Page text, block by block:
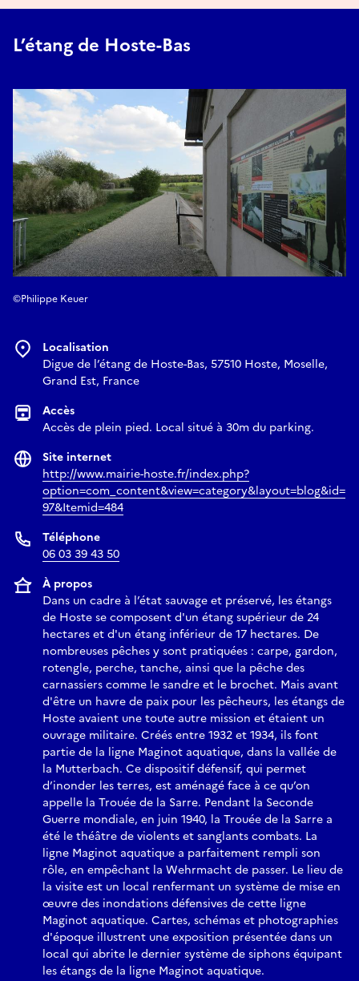
L’étang de Hoste-Bas
©Philippe Keuer
Localisation
Digue de l’étang de Hoste-Bas, 57510 Hoste, Moselle,
Grand Est, France
Accès
Accès de plein pied. Local situé à 30m du parking.
Site internet
http://www.mairie-hoste.fr/index.php?
option=com_content&view=category&layout=blog&id=
97&Itemid=484
Téléphone
06 03 39 43 50
À propos
Dans un cadre à l’état sauvage et préservé, les étangs
de Hoste se composent d'un étang supérieur de 24
hectares et d'un étang inférieur de 17 hectares. De
nombreuses pêches y sont pratiquées : carpe, gardon,
rotengle, perche, tanche, ainsi que la pêche des
carnassiers comme le sandre et le brochet. Mais avant
d'être un havre de paix pour les pêcheurs, les étangs de
Hoste avaient une toute autre mission et étaient un
ouvrage militaire. Créés entre 1932 et 1934, ils font
partie de la ligne Maginot aquatique, dans la vallée de
la Mutterbach. Ce dispositif défensif, qui permet
d’inonder les terres, est aménagé face à ce qu’on
appelle la Trouée de la Sarre. Pendant la Seconde
Guerre mondiale, en juin 1940, la Trouée de la Sarre a
été le théâtre de violents et sanglants combats. La
ligne Maginot aquatique a parfaitement rempli son
rôle, en empêchant la Wehrmacht de passer. Le lieu de
la visite est un local renfermant un système de mise en
œuvre des inondations défensives de cette ligne
Maginot aquatique. Cartes, schémas et photographies
d'époque illustrent une exposition présentée dans un
local qui abrite le dernier système de siphons équipant
les étangs de la ligne Maginot aquatique.